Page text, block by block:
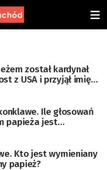
został kardynał
z USA i przyjął imię
Ile głosowań
papieża jest
Kto jest wymieniany
papież?